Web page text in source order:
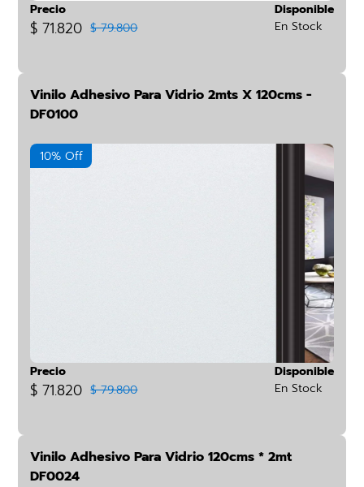
Precio
$ 71.820 $ 79.800
Disponible
En Stock
Vinilo Adhesivo Para Vidrio 2mts X 120cms -
DF0100
10% Off
Precio
$ 71.820 $ 79.800
Disponible
En Stock
Vinilo Adhesivo Para Vidrio 120cms * 2mt
DF0024